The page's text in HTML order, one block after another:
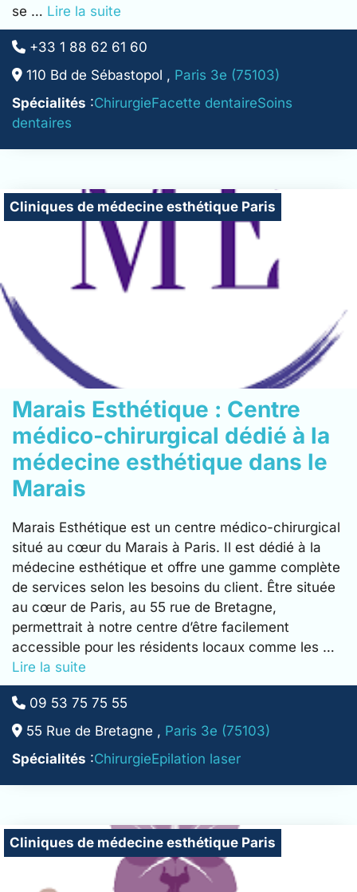
se … Lire la suite
+33 1 88 62 61 60
110 Bd de Sébastopol , Paris 3e (75103)
Spécialités :ChirurgieFacette dentaireSoins
dentaires
Cliniques de médecine esthétique Paris
Marais Esthétique : Centre
médico-chirurgical dédié à la
médecine esthétique dans le
Marais
Marais Esthétique est un centre médico-chirurgical
situé au cœur du Marais à Paris. Il est dédié à la
médecine esthétique et offre une gamme complète
de services selon les besoins du client. Être située
au cœur de Paris, au 55 rue de Bretagne,
permettrait à notre centre d’être facilement
accessible pour les résidents locaux comme les …
Lire la suite
09 53 75 75 55
55 Rue de Bretagne , Paris 3e (75103)
Spécialités :ChirurgieEpilation laser
Cliniques de médecine esthétique Paris